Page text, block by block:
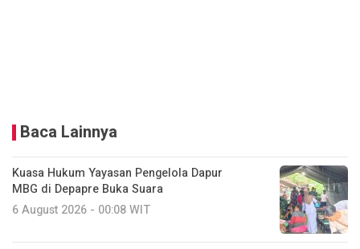
Baca Lainnya
Kuasa Hukum Yayasan Pengelola Dapur
MBG di Depapre Buka Suara
6 August 2026 - 00:08 WIT